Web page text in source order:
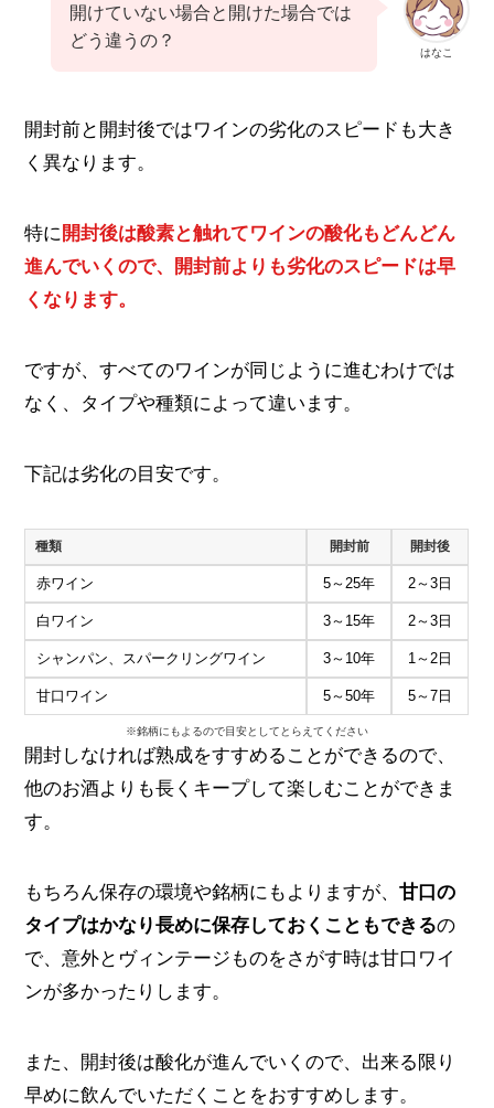
はなこ
開けていない場合と開けた場合では
どう違うの？
開封前と開封後ではワインの劣化のスピードも大き
く異なります。
特に開封後は酸素と触れてワインの酸化もどんどん
進んでいくので、開封前よりも劣化のスピードは早
くなります。
ですが、すべてのワインが同じように進むわけでは
なく、タイプや種類によって違います。
下記は劣化の目安です。
種類 開封前 開封後
赤ワイン 5～25年 2～3日
白ワイン 3～15年 2～3日
シャンパン、スパークリングワイン 3～10年 1～2日
甘口ワイン 5～50年 5～7日
※銘柄にもよるので目安としてとらえてください
開封しなければ熟成をすすめることができるので、
他のお酒よりも長くキープして楽しむことができま
す。
もちろん保存の環境や銘柄にもよりますが、甘口の
タイプはかなり長めに保存しておくこともできるの
で、意外とヴィンテージものをさがす時は甘口ワイ
ンが多かったりします。
また、開封後は酸化が進んでいくので、出来る限り
早めに飲んでいただくことをおすすめします。